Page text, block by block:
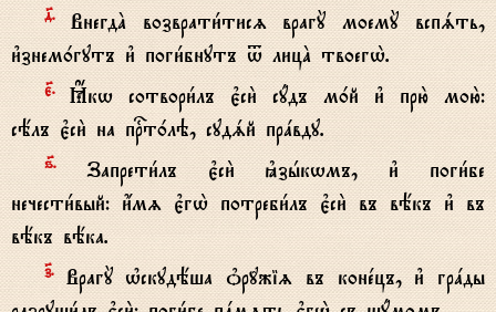
д7.ВнегдA возврати1тисz врагY моемY вспsть,
и3знем0гутъ и3 поги1бнутъ t лицA твоегw2.
є7.Ћкw сотвори1лъ є3си2 сyдъ м0й и3 прю2 мою2:
сёлъ є3си2 на пrт0лэ, судsй прaвду.
ѕ7.Запрети1лъ є3си2 kзhкwмъ, и3 поги1бе
нечести1вый: и4мz є3гw2 потреби1лъ є3си2 въ вёкъ и3 въ
вёкъ вёка.
з7.ВрагY њскудёша nр{жіz въ конeцъ, и3 грaды